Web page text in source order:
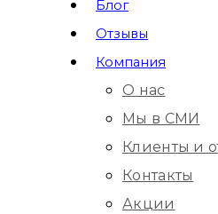
Блог
Отзывы
Компания
О нас
Мы в СМИ
Клиенты и
Контакты
Акции